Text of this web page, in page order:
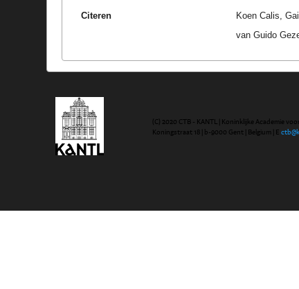
Citeren
Koen Calis,
van Guido
(C) 2020 CTB - KANTL | Koninklijke Academie
Koningstraat 18 | b-9000 Gent | Belgium | E